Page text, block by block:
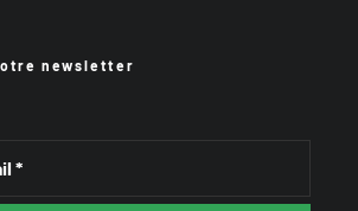
newsletter